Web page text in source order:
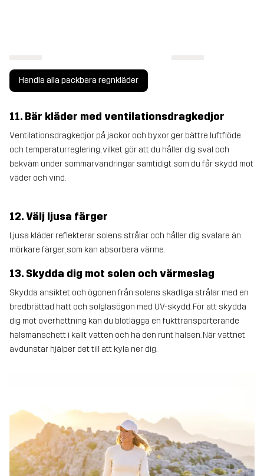
Handla alla packbara regnkläder
11. Bär kläder med ventilationsdragkedjor
Ventilationsdragkedjor på jackor och byxor ger bättre luftflöde
och temperaturreglering, vilket gör att du håller dig sval och
bekväm under sommarvandringar samtidigt som du får skydd mot
väder och vind.
12. Välj ljusa färger
Ljusa kläder reflekterar solens strålar och håller dig svalare än
mörkare färger, som kan absorbera värme.
13. Skydda dig mot solen och värmeslag
Skydda ansiktet och ögonen från solens skadliga strålar med en
bredbrättad hatt och solglasögon med UV-skydd. För att skydda
dig mot överhettning kan du blötlägga en fukttransporterande
halsmanschett i kallt vatten och ha den runt halsen. När vattnet
avdunstar hjälper det till att kyla ner dig.